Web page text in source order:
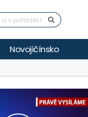
Novojičínsko